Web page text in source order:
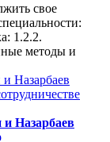
свое
1.2.2.
методы и
и Назарбаев